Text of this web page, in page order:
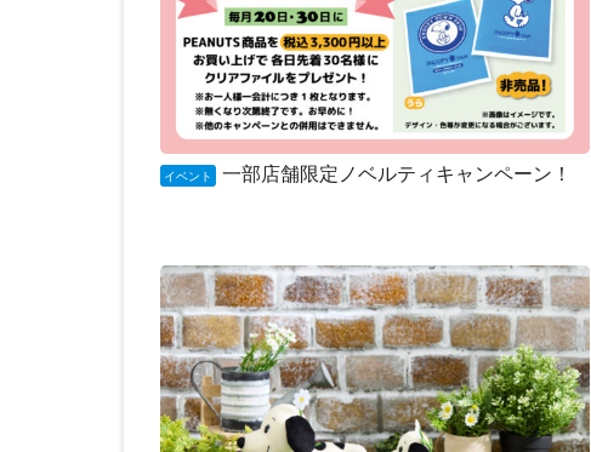
イベント 一部店舗限定ノベルティキャンペーン！